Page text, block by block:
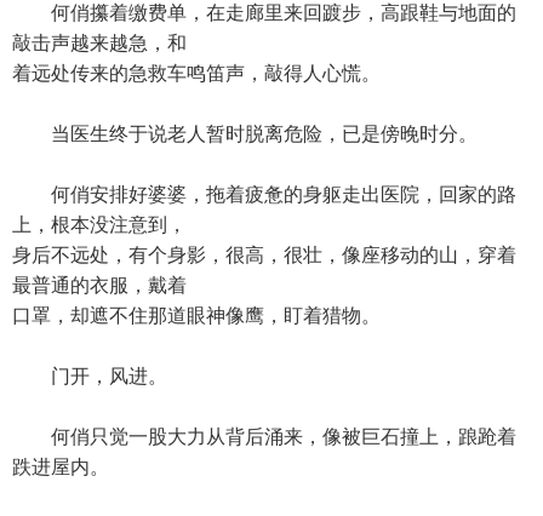
何俏攥着缴费单，在走廊里来回踱步，高跟鞋与地面的
敲击声越来越急，和
着远处传来的急救车鸣笛声，敲得人心慌。
当医生终于说老人暂时脱离危险，已是傍晚时分。
何俏安排好婆婆，拖着疲惫的身躯走出医院，回家的路
上，根本没注意到，
身后不远处，有个身影，很高，很壮，像座移动的山，穿着
最普通的衣服，戴着
口罩，却遮不住那道眼神像鹰，盯着猎物。
门开，风进。
何俏只觉一股大力从背后涌来，像被巨石撞上，踉跄着
跌进屋内。